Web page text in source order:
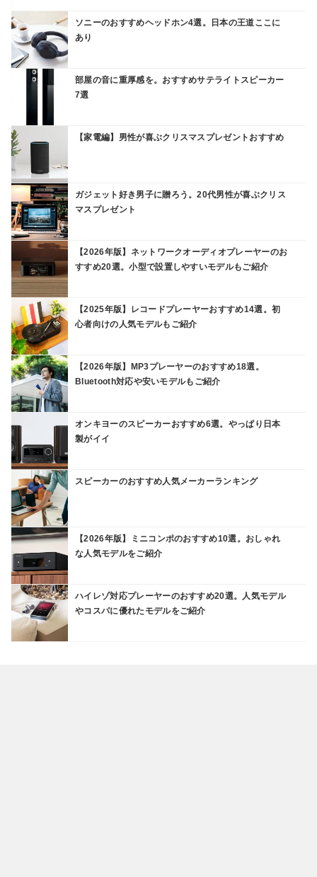
ソニーのおすすめヘッドホン4選。日本の王道ここに
あり
部屋の音に重厚感を。おすすめサテライトスピーカー
7選
【家電編】男性が喜ぶクリスマスプレゼントおすすめ
ガジェット好き男子に贈ろう。20代男性が喜ぶクリス
マスプレゼント
【2026年版】ネットワークオーディオプレーヤーのお
すすめ20選。小型で設置しやすいモデルもご紹介
【2025年版】レコードプレーヤーおすすめ14選。初
心者向けの人気モデルもご紹介
【2026年版】MP3プレーヤーのおすすめ18選。
Bluetooth対応や安いモデルもご紹介
オンキヨーのスピーカーおすすめ6選。やっぱり日本
製がイイ
スピーカーのおすすめ人気メーカーランキング
【2026年版】ミニコンポのおすすめ10選。おしゃれ
な人気モデルをご紹介
ハイレゾ対応プレーヤーのおすすめ20選。人気モデル
やコスパに優れたモデルをご紹介